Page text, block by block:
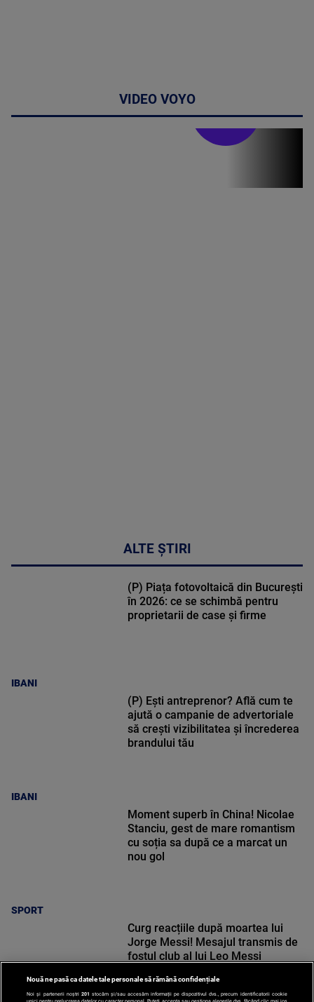
VIDEO VOYO
ALTE ȘTIRI
IBANI
(P) Piața fotovoltaică din București
în 2026: ce se schimbă pentru
proprietarii de case și firme
IBANI
(P) Ești antreprenor? Află cum te
ajută o campanie de advertoriale
să crești vizibilitatea și încrederea
brandului tău
SPORT
Moment superb în China! Nicolae
Stanciu, gest de mare romantism
cu soția sa după ce a marcat un
nou gol
Curg reacțiile după moartea lui
Jorge Messi! Mesajul transmis de
fostul club al lui Leo Messi
Nouă ne pasă ca datele tale personale să rămână confidențiale
Noi și partenerii noștri 201 stocăm și/sau accesăm informații pe dispozitivul dvs., precum identificatorii cookie
unici pentru prelucrarea datelor cu caracter personal. Puteți accepta sau gestiona alegerile dvs. făcând clic mai jos